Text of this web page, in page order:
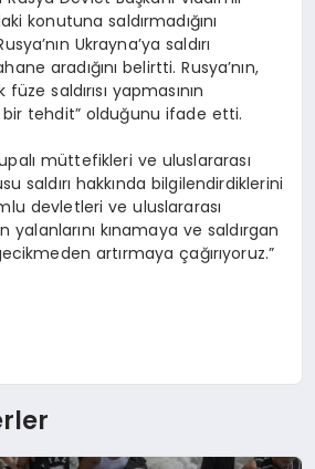
konutuna saldırmadığını
Ukrayna’ya saldırı
aradığını belirtti. Rusya’nın,
saldırısı yapmasının
tehdit” olduğunu ifade etti.
müttefikleri ve uluslararası
saldırı hakkında bilgilendirdiklerini
devletleri ve uluslararası
yalanlarını kınamaya ve saldırgan
artırmaya çağırıyoruz.”